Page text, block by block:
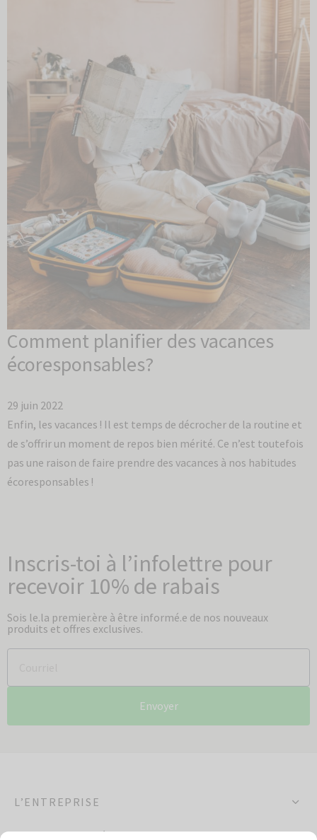
Comment planifier des vacances
écoresponsables?
29 juin 2022
Enfin, les vacances ! Il est temps de décrocher de la routine et
de s’offrir un moment de repos bien mérité. Ce n’est toutefois
pas une raison de faire prendre des vacances à nos habitudes
écoresponsables !
Inscris-toi à l’infolettre pour
recevoir 10% de rabais
Sois le.la premier.ère à être informé.e de nos nouveaux
produits et offres exclusives.
Envoyer
L’ENTREPRISE